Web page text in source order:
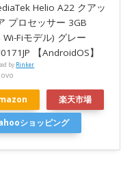
Helio A22 クアッ
プロセッサー 3GB
Wi-Fiモデル) グレー
【AndroidOS】
by Rinker
楽天市場
ショッピング